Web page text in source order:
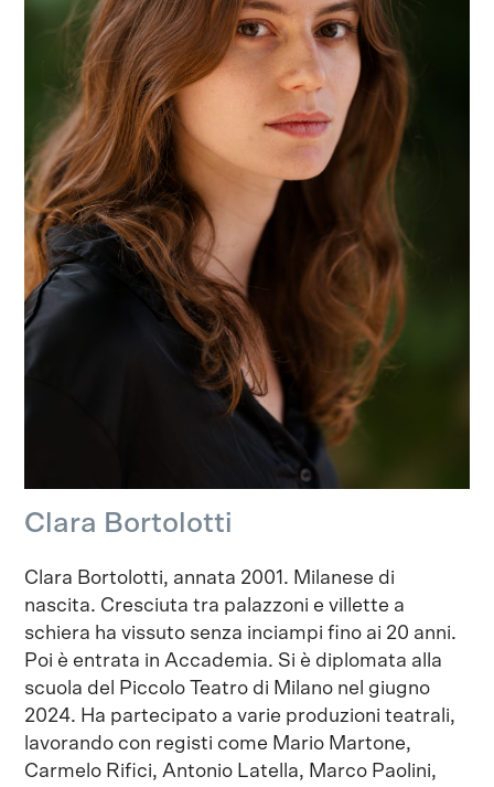
Clara Bortolotti
Clara Bortolotti, annata 2001. Milanese di
nascita. Cresciuta tra palazzoni e villette a
schiera ha vissuto senza inciampi fino ai 20 anni.
Poi è entrata in Accademia. Si è diplomata alla
scuola del Piccolo Teatro di Milano nel giugno
2024. Ha partecipato a varie produzioni teatrali,
lavorando con registi come Mario Martone,
Carmelo Rifici, Antonio Latella, Marco Paolini,